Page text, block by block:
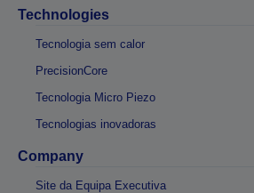
Technologies
Tecnologia sem calor
PrecisionCore
Tecnologia Micro Piezo
Tecnologias inovadoras
Company
Site da Equipa Executiva